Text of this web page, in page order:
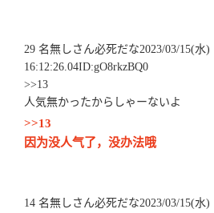
29 名無しさん必死だな2023/03/15(水)
16:12:26.04ID:gO8rkzBQ0
>>13
人気無かったからしゃーないよ
>>13
因为没人气了，没办法哦
14 名無しさん必死だな2023/03/15(水)